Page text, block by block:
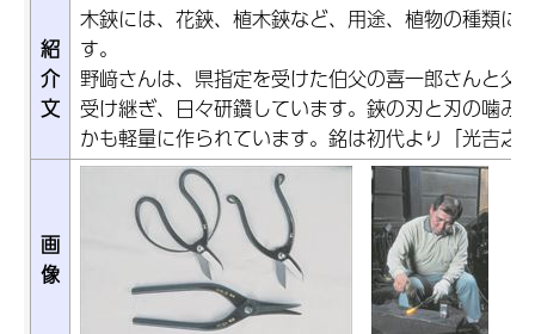
紹
介
文
木鋏には、花鋏、植木鋏など、用途、植物の種類に
す。
野﨑さんは、県指定を受けた伯父の喜一郎さんと父
受け継ぎ、日々研鑽しています。鋏の刃と刃の噛み
かも軽量に作られています。銘は初代より「光吉之
画
像